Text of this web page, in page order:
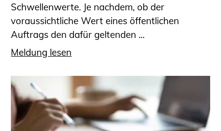
Informationen für Auftraggeber und
Verbraucher
Ingenieursuche (Mitglieder der IK-Bau
NRW)
Bauherren-ABC
Informationen für Schülerinnen,
Schüler und Studierende
Projekte für Schülerinnen und Schüler
Schwellenwerte. Je nachdem, ob der
voraussichtliche Wert eines öffentlichen
Auftrags den dafür geltenden ...
Meldung lesen